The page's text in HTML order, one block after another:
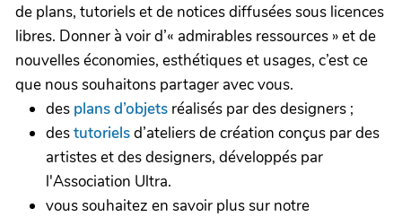
de plans, tutoriels et de notices diffusées sous licences
libres. Donner à voir d’« admirables ressources » et de
nouvelles économies, esthétiques et usages, c’est ce
que nous souhaitons partager avec vous.
des plans d’objets réalisés par des designers ;
destutorielsd’ateliers de création conçus par des
artistes et des designers, développés par
l'Association Ultra.
vous souhaitez en savoir plus sur notre